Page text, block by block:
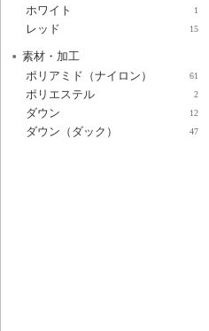
ホワイト 1
レッド 15
素材・加工
ポリアミド（ナイロン）
61
ポリエステル 2
ダウン 12
ダウン（ダック） 47